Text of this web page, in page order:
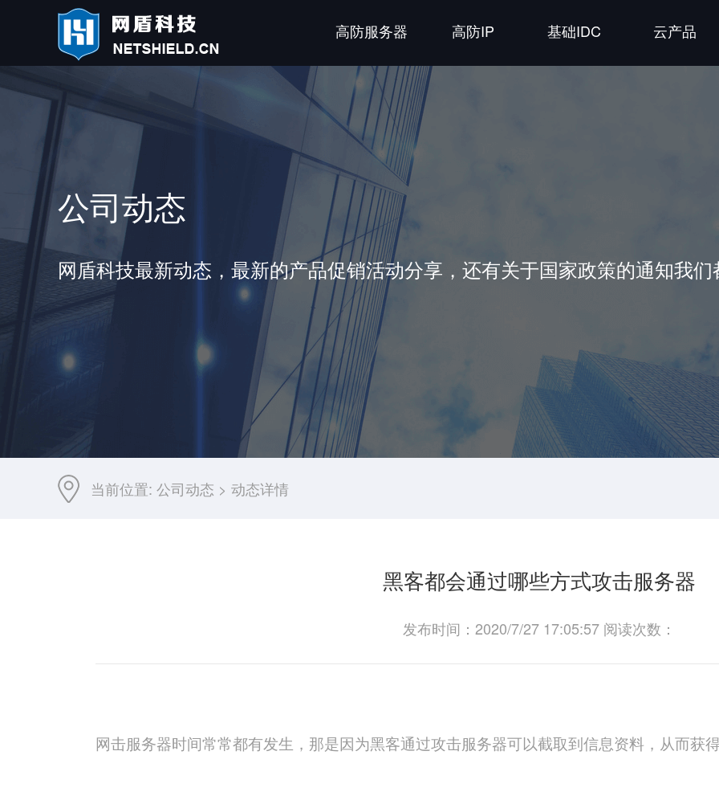
高防服务器 高防IP 基础IDC 云产品
公司动态
网盾科技最新动态，最新的产品促销活动分享，还有关于国家政策的通知我们
当前位置: 公司动态 > 动态详情
黑客都会通过哪些方式攻击服务器
发布时间：2020/7/27 17:05:57 阅读次数：
网击服务器时间常常都有发生，那是因为黑客通过攻击服务器可以截取到信息资料，从而获得